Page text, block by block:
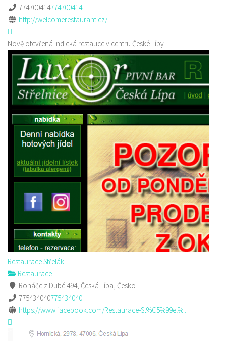
774700414774700414
http://welcomerestaurant.cz/
Nově otevřená indická restauce v centru České Lípy
Restaurace Střelák
Restaurace
Roháče z Dubé 494, Česká Lípa, Česko
775434040775434040
https://www.facebook.com/Restaurace-St%C5%99el%...